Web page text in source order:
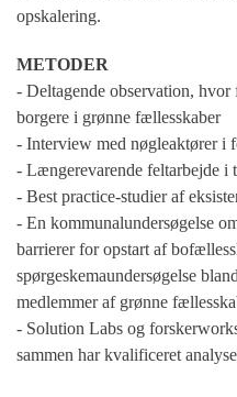
opskalering.
METODER
- Deltagende observation, hvor
borgere i grønne fællesskaber
- Interview med nøgleaktører i
- Længerevarende feltarbejde i
- Best practice-studier af
- En kommunalundersøgelse
barrierer for opstart af
spørgeskemaundersøgelse
medlemmer af grønne
- Solution Labs og
sammen har kvalificeret